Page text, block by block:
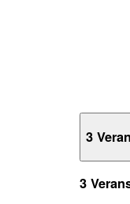
3
3